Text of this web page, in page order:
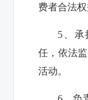
费者合法
5 、
任，依法
活动。